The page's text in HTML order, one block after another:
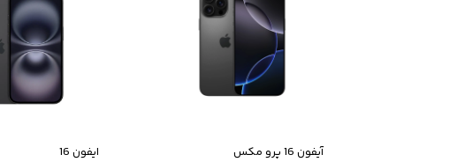
ایفون 16 آیفون 16 پرو مکس